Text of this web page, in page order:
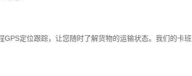
定位跟踪，让您随时了解货物的运输状态。我们的卡班